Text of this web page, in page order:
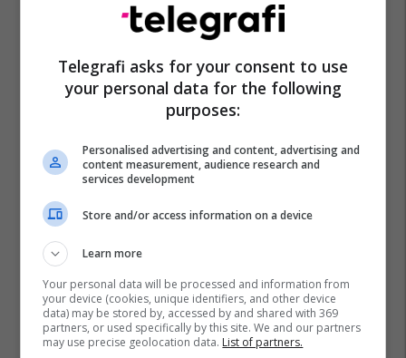
Telegrafi asks for your consent to use
your personal data for the following
purposes:
Personalised advertising and content, advertising and
content measurement, audience research and
services development
Store and/or access information on a device
Learn more
Your personal data will be processed and information from
your device (cookies, unique identifiers, and other device
data) may be stored by, accessed by and shared with 369
partners, or used specifically by this site. We and our partners
may use precise geolocation data. List of partners.